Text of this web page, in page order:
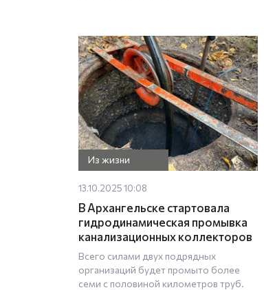
Из жизни
13.10.2025 10:08
В Архангельске стартовала
гидродинамическая промывка
канализационных коллекторов
Всего силами двух подрядных
организаций будет промыто более
семи с половиной километров труб.